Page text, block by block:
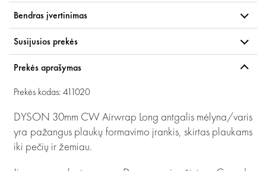
Bendras įvertinimas
Susijusios prekės
Prekės aprašymas
Prekės kodas: 411020
DYSON 30mm CW Airwrap Long antgalis mėlyna/varis
yra pažangus plaukų formavimo įrankis, skirtas plaukams
iki pečių ir žemiau.